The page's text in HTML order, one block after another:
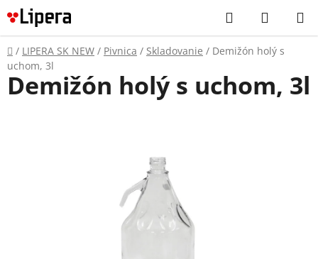
Prejsť
na
obsah
Hľadať
KOŠÍK
Domov
/ LIPERA SK NEW / Pivnica / Skladovanie / Demižón holý s
uchom, 3l
Demižón holý s uchom, 3l